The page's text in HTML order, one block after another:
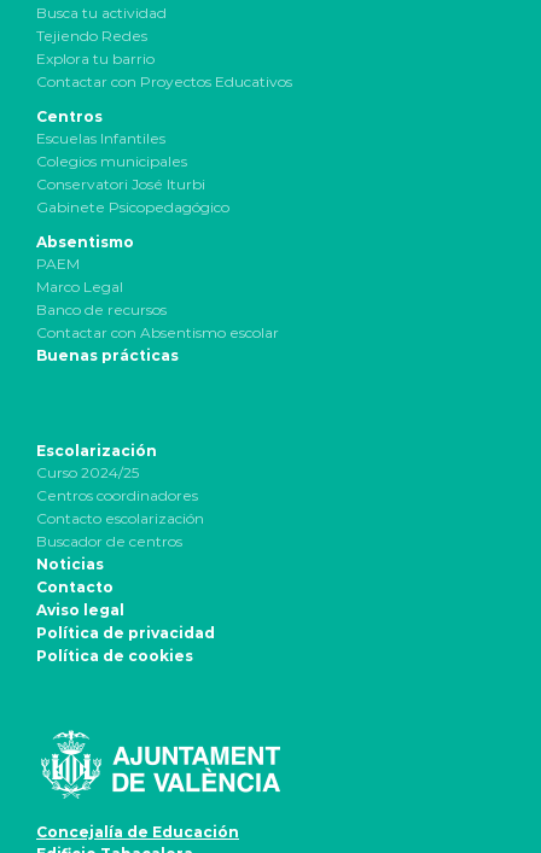
Busca tu actividad
Tejiendo Redes
Explora tu barrio
Contactar con Proyectos Educativos
Centros
Escuelas Infantiles
Colegios municipales
Conservatori José Iturbi
Gabinete Psicopedagógico
Absentismo
PAEM
Marco Legal
Banco de recursos
Contactar con Absentismo escolar
Buenas prácticas
Escolarización
Curso 2024/25
Centros coordinadores
Contacto escolarización
Buscador de centros
Noticias
Contacto
Aviso legal
Política de privacidad
Política de cookies
Concejalía de Educación